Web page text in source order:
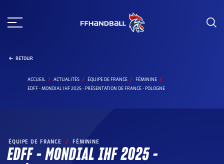
au
RETOUR
ACCUEIL ACTUALITÉS ÉQUIPE DE FRANCE
FÉMININE
EDFF - MONDIAL IHF 2025 - PRÉSENTATION DE FRANCE - POLOGNE
ÉQUIPE DE FRANCE / FÉMININE
EDFF – MONDIAL IHF 2025 –